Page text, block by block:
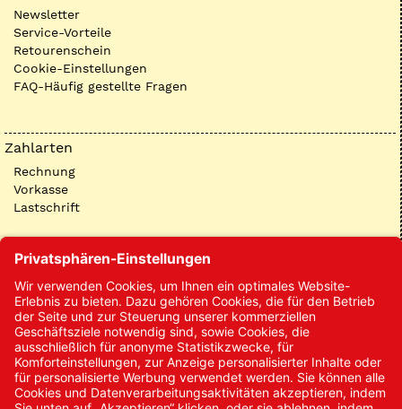
Newsletter
Service-Vorteile
Retourenschein
Cookie-Einstellungen
FAQ-Häufig gestellte Fragen
Zahlarten
Rechnung
Vorkasse
Lastschrift
Kontakt
Kontakt/Anfrage
Neukundenanmeldung
Kennwort vergessen